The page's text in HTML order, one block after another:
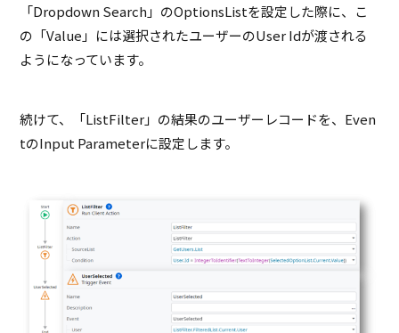
「Dropdown Search」のOptionsListを設定した際に、こ
の「Value」には選択されたユーザーのUser Idが渡される
ようになっています。
続けて、「ListFilter」の結果のユーザーレコードを、Even
tのInput Parameterに設定します。